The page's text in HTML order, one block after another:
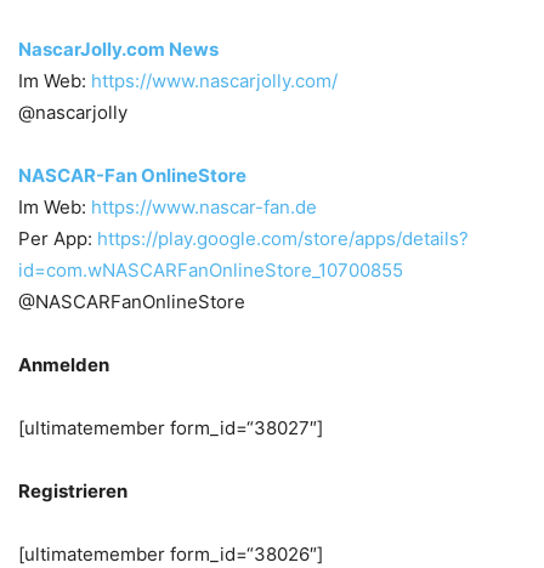
NascarJolly.com News
Im Web: https://www.nascarjolly.com/
@nascarjolly
NASCAR-Fan OnlineStore
Im Web: https://www.nascar-fan.de
Per App: https://play.google.com/store/apps/details?
id=com.wNASCARFanOnlineStore_10700855
@NASCARFanOnlineStore
Anmelden
[ultimatemember form_id=“38027″]
Registrieren
[ultimatemember form_id=“38026″]